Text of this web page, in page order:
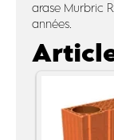
arase Murbric
années.